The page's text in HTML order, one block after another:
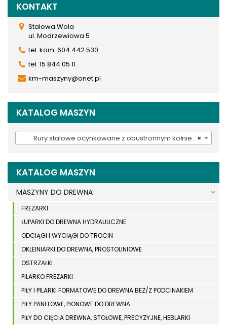
KONTAKT
Stalowa Wola
ul. Modrzewiowa 5
tel. kom. 604 442 530
tel. 15 844 05 11
km-maszyny@onet.pl
KATALOG MASZYN
×
Rury stalowe ocynkowane z obustronnym kołnierzem dł. 500 mm (9)
KATALOG MASZYN
MASZYNY DO DREWNA
FREZARKI
ŁUPARKI DO DREWNA HYDRAULICZNE
ODCIĄGI I WYCIĄGI DO TROCIN
OKLEINIARKI DO DREWNA, PROSTOLINIOWE
OSTRZAŁKI
PILARKO FREZARKI
PIŁY I PILARKI FORMATOWE DO DREWNA BEZ/Z PODCINAKIEM
PIŁY PANELOWE, PIONOWE DO DREWNA
PIŁY DO CIĘCIA DREWNA, STOŁOWE, PRECYZYJNE, HEBLARKI